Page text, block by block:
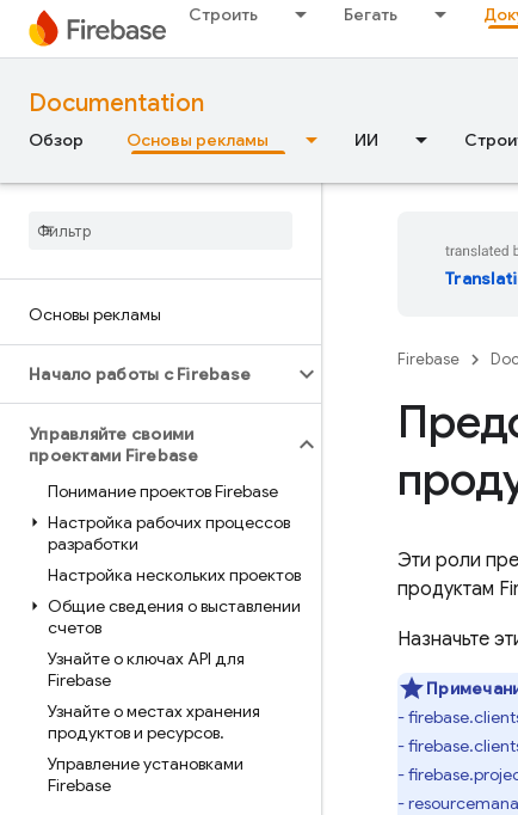
Строить Бегать
Documentation
Обзор Основы рекламы ИИ
Основы рекламы
Начало работы с Firebase
Управляйте своими
проектами Firebase
Понимание проектов Firebase
Настройка рабочих процессов
разработки
Настройка нескольких проектов
Общие сведения о выставлении
счетов
Узнайте о ключах API для
Firebase
Узнайте о местах хранения
продуктов и ресурсов.
Управление установками
Firebase
Firebase
Эти роли
продуктам
Назначьте
-
-
-
-